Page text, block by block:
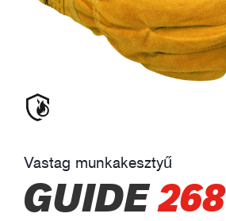
Vastag munkakesztyű
GUIDE268